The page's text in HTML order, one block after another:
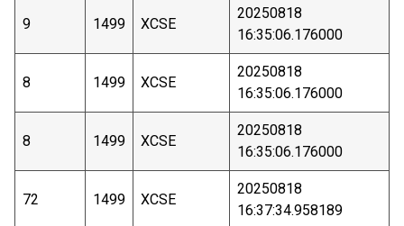
9 1499 XCSE
20250818
16:35:06.176000
8 1499 XCSE
20250818
16:35:06.176000
8 1499 XCSE
20250818
16:35:06.176000
72 1499 XCSE
20250818
16:37:34.958189